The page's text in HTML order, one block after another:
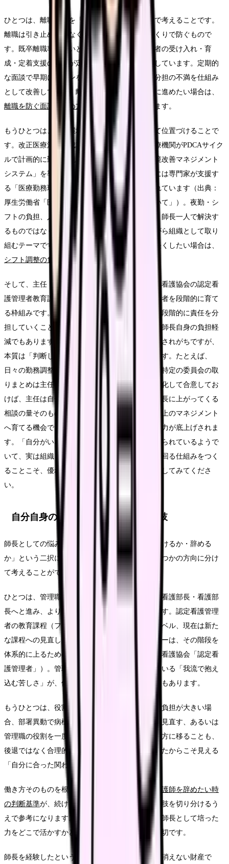
ひとつは、離職防止を「面談と仕組み」の両輪で考えることです。
離職は引き止めではなく、定着しやすい環境づくりで防ぐもので
す。既卒離職率が高いという調査結果は、経験者の受け入れ・育
成・定着支援の設計が定着を左右することを示しています。定期的
な面談で早期にサインを拾い、勤務環境や役割分担の不満を仕組み
として改善していく。離職防止と面談を体系的に進めたい場合は、
離職を防ぐ面談の進め方
もあわせて参考になります。
もうひとつは、勤務環境の改善を組織課題として位置づけることで
す。改正医療法（平成26年10月施行）では、医療機関がPDCAサイク
ルで計画的に勤務環境改善に取り組む「勤務環境改善マネジメント
システム」を導入することとされ、各都道府県には専門家が支援す
る「医療勤務環境改善支援センター」が設置されています（出典：
厚生労働省「医療従事者の勤務環境の改善について」）。夜勤・シ
フトの負担、人員配置、業務量といった問題は、師長一人で解決す
るものではなく、こうした公的な支援も使いながら組織として取り
組むテーマです。シフト編成の負担そのものを軽くしたい場合は、
シフト調整の負担を減らす考え方
そして、主任・スタッフへの権限委譲です。日本看護協会の認定看
護管理者教育課程やマネジメントラダーは、管理者を段階的に育て
る枠組みです。主任に育成や調整の一部を任せ、段階的に責任を分
担していくことは、後進の育成であると同時に、師長自身の負担軽
減でもあります。委譲というと「丸投げ」と誤解されがちですが、
本質は「判断してよい範囲を明確に渡す」ことです。たとえば、
日々の勤務調整の微修正は主任が判断してよい、特定の委員会の取
りまとめは主任に任せる、といった線引きを言語化して合意してお
けば、主任は自分の裁量で動けるようになり、師長に上がってくる
相談の量そのものが減ります。これは主任を一段上のマネジメント
へ育てる機会でもあり、結果的に病棟全体の管理力が底上げされま
す。「自分がいないと回らない」状態は、一見頼られているようで
いて、実は組織として脆弱です。師長が休んでも回る仕組みをつく
ることこそ、優れたマネジメントの証だと捉え直してみてくださ
い。
自分自身のキャリア・働き方の選択肢
師長としての悩みが深いとき、それを「師長を続けるか・辞める
か」という二択に押し込めないでください。いくつかの方向に分け
て考えることができます。
ひとつは、管理職としてさらに深める道です。副看護部長・看護部
長へと進み、より広い視野で組織を動かす方向です。認定看護管理
者の教育課程（ファースト・セカンド・サードレベル、現在は新た
な課程への見直しが進行中）やマネジメントラダーは、その階段を
体系的に上るための指標になります（出典：日本看護協会「認定看
護管理者」）。管理を学び直すことで、今感じている「我流で抱え
込む苦しさ」が、体系的な手法に置き換わることもあります。
もうひとつは、役割の質を変える道です。心身の負担が大きい場
合、部署異動で病棟の特性を変える、勤務形態を見直す、あるいは
管理職の役割を一度離れて専門性を軸にした働き方に移ることも、
後退ではなく合理的な再設計です。師長を経験したからこそ見える
「自分に合った関わり方」があります。
働き方そのものを根本から見直したいときは、看護師を辞めたい時
の判断基準が、続ける選択肢と職場を変える選択肢を切り分けるう
えで参考になります。勢いで決めるのではなく、師長として培った
力をどこで活かすかという視点で考えることが大切です。
師長を経験したという事実は、どの道を選んでも消えない財産で